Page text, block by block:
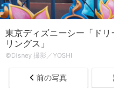
東京ディズニーシー「ド
リングス」
©Disney 撮影／YOSHI
前の写真